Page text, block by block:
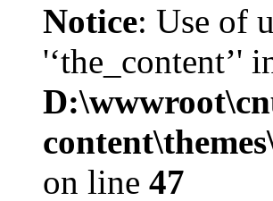
Notice: Use of
'‘the_content’'
on line 47